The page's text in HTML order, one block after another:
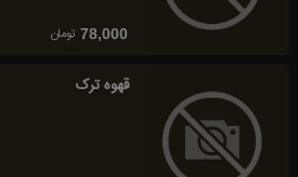
78,000 تومان
قهوه ترک